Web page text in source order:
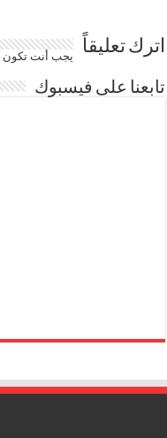
اترك تعليقاً يجب أنت تكون
تابعنا على فيسبوك